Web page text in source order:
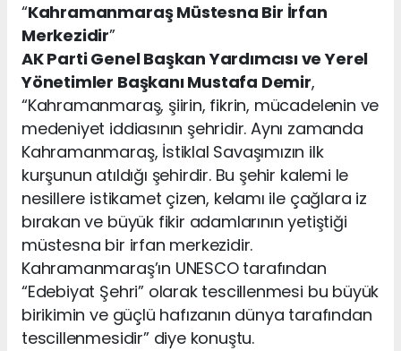
“Kahramanmaraş Müstesna Bir İrfan
Merkezidir”
AK Parti Genel Başkan Yardımcısı ve Yerel
Yönetimler Başkanı Mustafa Demir,
“Kahramanmaraş, şiirin, fikrin, mücadelenin ve
medeniyet iddiasının şehridir. Aynı zamanda
Kahramanmaraş, İstiklal Savaşımızın ilk
kurşunun atıldığı şehirdir. Bu şehir kalemi le
nesillere istikamet çizen, kelamı ile çağlara iz
bırakan ve büyük fikir adamlarının yetiştiği
müstesna bir irfan merkezidir.
Kahramanmaraş’ın UNESCO tarafından
“Edebiyat Şehri” olarak tescillenmesi bu büyük
birikimin ve güçlü hafızanın dünya tarafından
tescillenmesidir” diye konuştu.